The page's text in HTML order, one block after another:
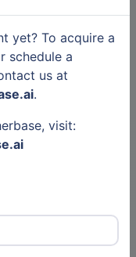
yet? To acquire a
schedule a
us at
.
visit:
borders and
and inspire
our
beyond.